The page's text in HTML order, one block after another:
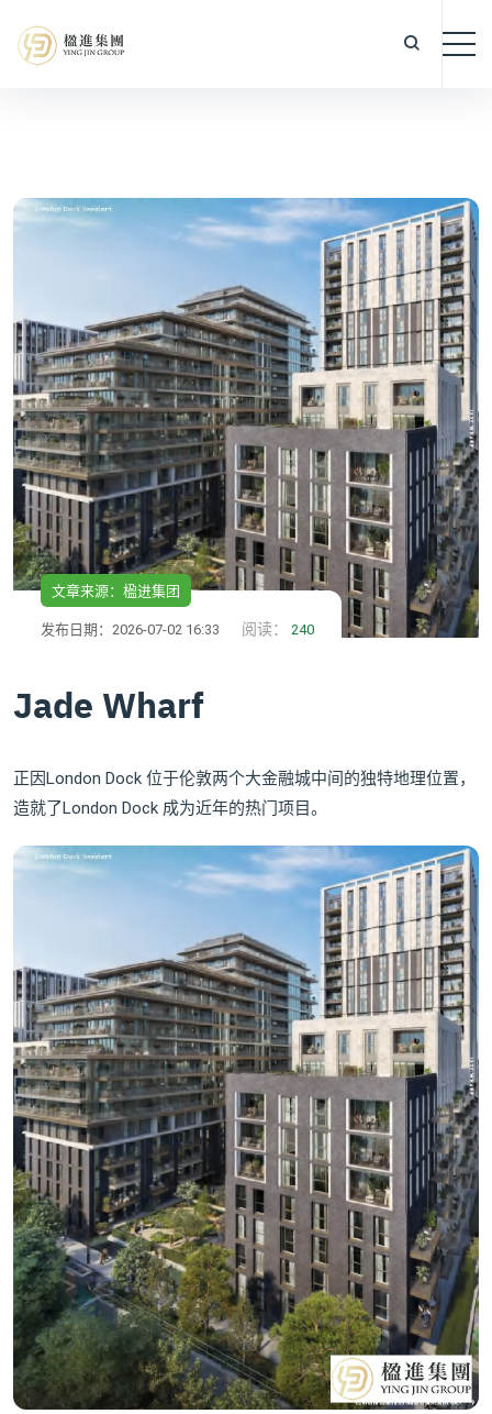
文章来源：楹进集团
发布日期：2026-07-02 16:33 阅读： 240
Jade Wharf
正因London Dock 位于伦敦两个大金融城中间的独特地理位置，
造就了London Dock 成为近年的热门项目。